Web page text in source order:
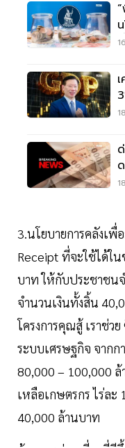
3.นโยบายการคลังเพื่
Receipt ที่จะใช้ได้ใ
บาท ให้กับประชาชน
จำนวนเงินทั้งสิ้น
โครงการคุณสู้ เราช่ว
ระบบเศรษฐกิจ จากก
80,000 – 100,000 ล้
เหลือเกษตรกร ไร่ละ
40,000 ล้านบาท